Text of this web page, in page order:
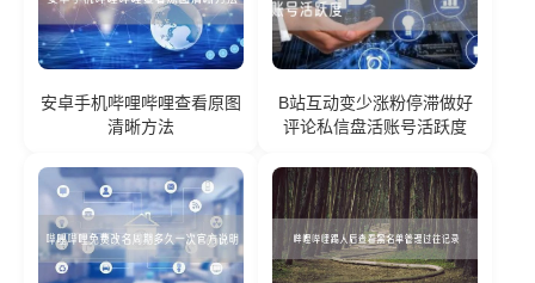
安卓手机哔哩哔哩查看原图
清晰方法
B站互动变少涨粉停滞做好
评论私信盘活账号活跃度